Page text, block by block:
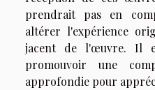
prendrait pas en
altérer l'expérience
jacent de l'œuvre. Il
promouvoir une
approfondie pour